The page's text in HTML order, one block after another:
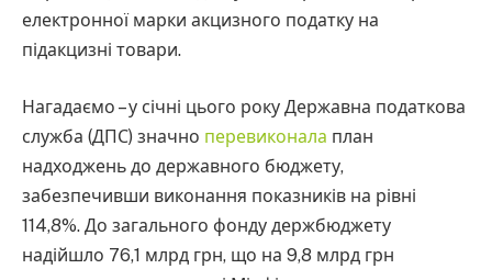
електронної марки акцизного податку на
підакцизні товари.
Нагадаємо – у січні цього року Державна податкова
служба (ДПС) значно перевиконала план
надходжень до державного бюджету,
забезпечивши виконання показників на рівні
114,8%. До загального фонду держбюджету
надійшло 76,1 млрд грн, що на 9,8 млрд грн